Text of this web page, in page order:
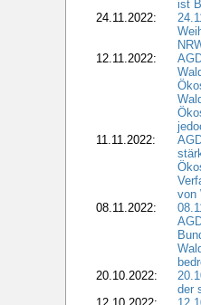
ist
24.11.2022:
12.11.2022:
11.11.2022:
von
08.11.2022:
20.10.2022:
der